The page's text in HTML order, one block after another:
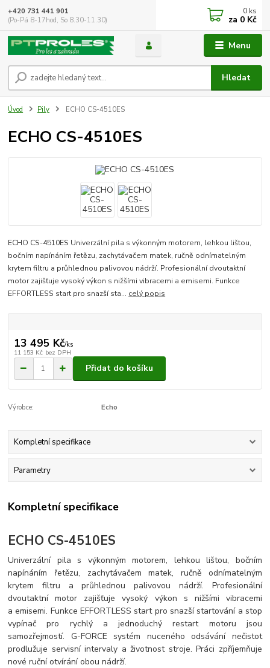
Menu
Hledat
+420 731 441 901
(Po-Pá 8-17hod, So 8.30-11.30)
0 ks
za 0 Kč
Úvod Pily ECHO CS-4510ES
ECHO CS-4510ES
ECHO CS-4510ES Univerzální pila s výkonným motorem, lehkou lištou,
bočním napínáním řetězu, zachytávačem matek, ručně odnímatelným
krytem filtru a průhlednou palivovou nádrží. Profesionální dvoutaktní
motor zajišťuje vysoký výkon s nižšími vibracemi a emisemi. Funkce
EFFORTLESS start pro snazší sta... celý popis
13 495 Kč/ks
11 153 Kč bez DPH
Přidat do košíku
Výrobce: Echo
Kompletní specifikace
Parametry
Kompletní specifikace
ECHO CS-4510ES
Univerzální pila s výkonným motorem, lehkou lištou, bočním
napínáním řetězu, zachytávačem matek, ručně odnímatelným
krytem filtru a průhlednou palivovou nádrží. Profesionální
dvoutaktní motor zajišťuje vysoký výkon s nižšími vibracemi
a emisemi. Funkce EFFORTLESS start pro snazší startování a stop
vypínač pro rychlý a jednoduchý restart motoru jsou
samozřejmostí. G-FORCE systém nuceného odsávání nečistot
prodlužuje servisní intervaly a životnost stroje. Práci zpříjemňuje
nové ruční otvírání obou nádrží.